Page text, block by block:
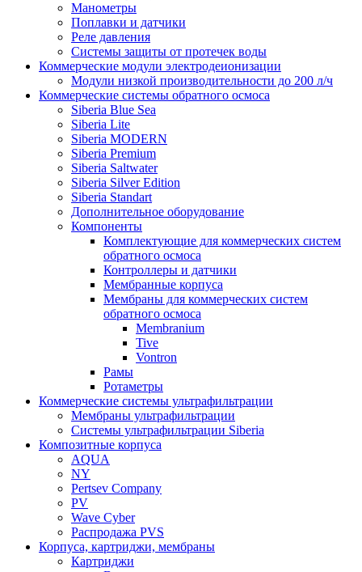
Манометры
Поплавки и датчики
Реле давления
Системы защиты от протечек воды
Коммерческие модули электродеионизации
Модули низкой производительности до 200 л/ч
Коммерческие системы обратного осмоса
Siberia Blue Sea
Siberia Lite
Siberia MODERN
Siberia Premium
Siberia Saltwater
Siberia Silver Edition
Siberia Standart
Дополнительное оборудование
Компоненты
Комплектующие для коммерческих систем
обратного осмоса
Контроллеры и датчики
Мембранные корпуса
Мембраны для коммерческих систем
обратного осмоса
Membranium
Tive
Vontron
Рамы
Ротаметры
Коммерческие системы ультрафильтрации
Мембраны ультрафильтрации
Системы ультрафильтрации Siberia
Композитные корпуса
AQUA
NY
Pertsev Company
PV
Wave Cyber
Распродажа PVS
Корпуса, картриджи, мембраны
Картриджи